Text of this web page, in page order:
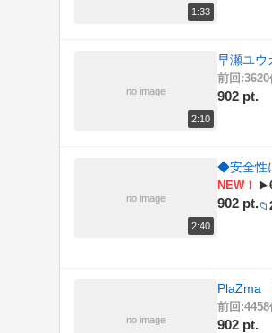
1:33
no image
2:10
早瀬ユウ
前回:3620
902 pt.
no image
2:40
◆安全性
NEW！
902 pt.
▶
📁
no image
PlaZma
前回:4458
902 pt.